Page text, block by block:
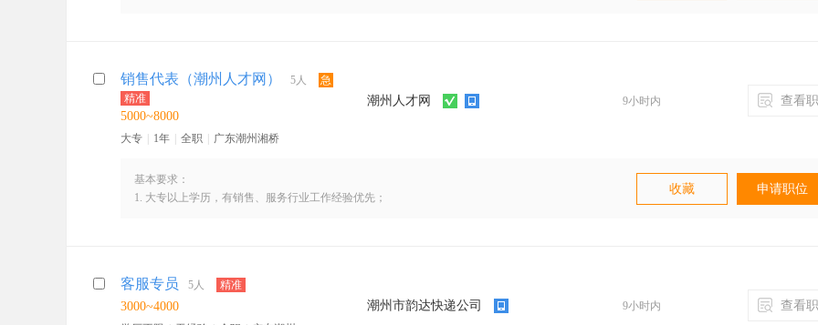
活跃的工作氛围，拒绝勾心斗角，欢迎应届小可爱加入！
有意者也可以直接联系
联系人：薛小姐
（微信同号，可添加）
1、通过互联网各个招聘渠道开拓合作客户
2、了解有意向合作的客户需求，帮助提升招聘效率
3、参与公司不定时高校招聘活动，提供专业平台服务
薪酬构成：无责底薪+绩效+补贴+奖金+生日福利
发展空间：根据个人潜力，公司提供专业培训，提供完善晋升空间
活跃的工作氛围，拒绝勾心斗角，愿意长期往人力资源方向发展的，欢迎！
有意者也可以直接联系
销售代表（潮州人才网） 5人
急
精准
5000~8000
大专 1年 全职 广东潮州湘桥
潮州人才网 9小时内 查看
基本要求：
1. 大专以上学历，有销售、服务行业工作经验优先；
1. 熟悉公司网站、APP、公众号等产品及业务流程；
2. 通过电话及网络等方式与企业联系，挖掘客户招聘需求，促进合作；
收藏 申请职位
客服专员 5人 精准
3000~4000 潮州市韵达快递公司 9小时内 查看